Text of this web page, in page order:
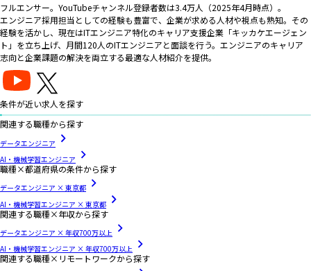
フルエンサー。YouTubeチャンネル登録者数は3.4万人（2025年4月時点）。
エンジニア採用担当としての経験も豊富で、企業が求める人材や視点も熟知。その
経験を活かし、現在はITエンジニア特化のキャリア支援企業「キッカケエージェン
ト」を立ち上げ、月間120人のITエンジニアと面談を行う。エンジニアのキャリア
志向と企業課題の解決を両立する最適な人材紹介を提供。
条件が近い求人を探す
関連する職種から探す
データエンジニア
AI・機械学習エンジニア
職種×都道府県の条件から探す
データエンジニア × 東京都
AI・機械学習エンジニア × 東京都
関連する職種×年収から探す
データエンジニア × 年収700万以上
AI・機械学習エンジニア × 年収700万以上
関連する職種×リモートワークから探す